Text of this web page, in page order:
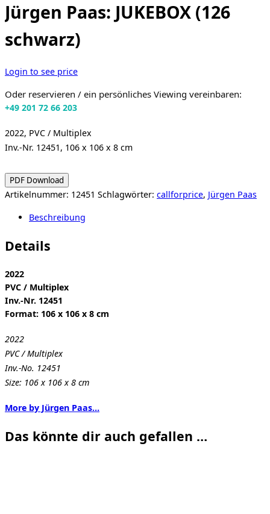
Jürgen Paas: JUKEBOX (126
schwarz)
Login to see price
Oder reservieren / ein persönliches Viewing vereinbaren:
+49 201 72 66 203
2022, PVC / Multiplex
Inv.-Nr. 12451, 106 x 106 x 8 cm
PDF Download
Artikelnummer: 12451 Schlagwörter: callforprice, Jürgen Paas
Beschreibung
Details
2022
PVC / Multiplex
Inv.-Nr. 12451
Format: 106 x 106 x 8 cm
2022
PVC / Multiplex
Inv.-No. 12451
Size: 106 x 106 x 8 cm
More by Jürgen Paas…
Das könnte dir auch gefallen …